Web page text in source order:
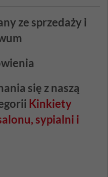
ze sprzedaży i
się z naszą
Kinkiety
sypialni i